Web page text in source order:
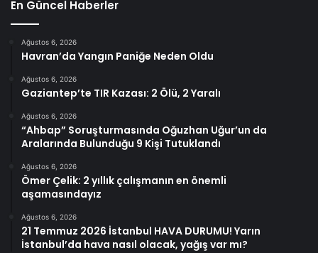
En Güncel Haberler
Ağustos 6, 2026
Havran’da Yangın Paniğe Neden Oldu
Ağustos 6, 2026
Gaziantep’te TIR Kazası: 2 Ölü, 2 Yaralı
Ağustos 6, 2026
“Ahbap” Soruşturmasında Oğuzhan Uğur’un da
Aralarında Bulunduğu 9 Kişi Tutuklandı
Ağustos 6, 2026
Ömer Çelik: 2 yıllık çalışmanın en önemli
aşamasındayız
Ağustos 6, 2026
21 Temmuz 2026 İstanbul HAVA DURUMU! Yarın
İstanbul’da hava nasıl olacak, yağış var mı?